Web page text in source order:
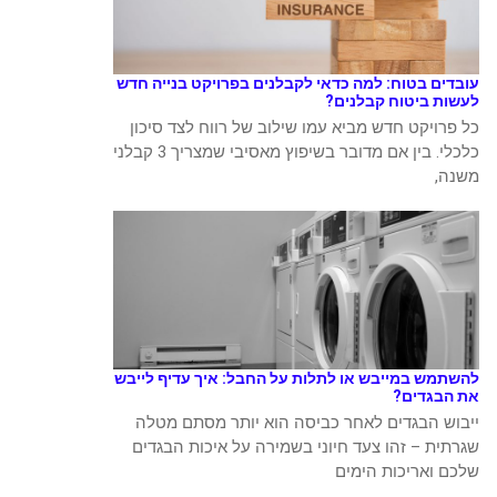
עובדים בטוח: למה כדאי לקבלנים בפרויקט בנייה חדש
לעשות ביטוח קבלנים?
כל פרויקט חדש מביא עמו שילוב של רווח לצד סיכון
כלכלי. בין אם מדובר בשיפוץ מאסיבי שמצריך 3 קבלני
משנה,
להשתמש במייבש או לתלות על החבל: איך עדיף לייבש
את הבגדים?
ייבוש הבגדים לאחר כביסה הוא יותר מסתם מטלה
שגרתית – זהו צעד חיוני בשמירה על איכות הבגדים
שלכם ואריכות הימים